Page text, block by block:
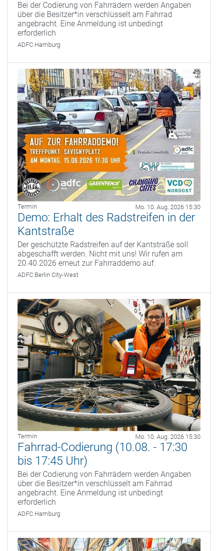
Bei der Codierung von Fahrrädern werden Angaben
über die Besitzer*in verschlüsselt am Fahrrad
angebracht. Eine Anmeldung ist unbedingt
erforderlich
ADFC Hamburg
Termin Mo. 10. Aug. 2026 15:30
Demo: Erhalt des Radstreifen in der
Kantstraße
Der geschützte Radstreifen auf der Kantstraße soll
abgeschafft werden. Nicht mit uns! Wir rufen am
20.40.2026 erneut zur Fahrraddemo auf.
ADFC Berlin City-West
Termin Mo. 10. Aug. 2026 15:30
Fahrrad-Codierung (10.08. - 17:30
bis 17:45 Uhr)
Bei der Codierung von Fahrrädern werden Angaben
über die Besitzer*in verschlüsselt am Fahrrad
angebracht. Eine Anmeldung ist unbedingt
erforderlich
ADFC Hamburg